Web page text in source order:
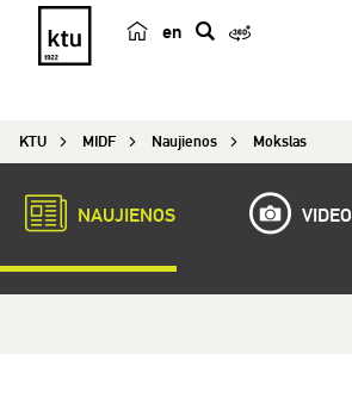
en
e
KTU MIDF Naujienos Mokslas
NAUJIENOS
VIDEO